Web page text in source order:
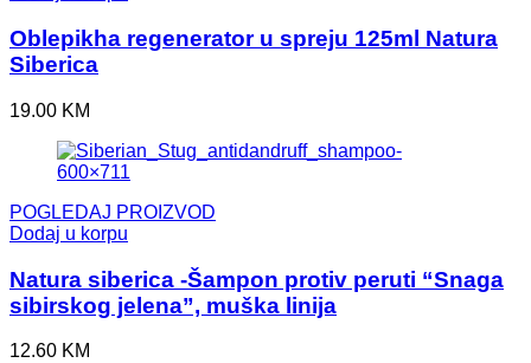
Oblepikha regenerator u spreju 125ml Natura
Siberica
19.00 KM
POGLEDAJ PROIZVOD
Dodaj u korpu
Natura siberica -Šampon protiv peruti “Snaga
sibirskog jelena”, muška linija
12.60 KM